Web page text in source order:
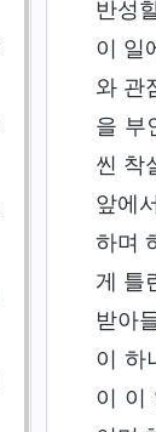
반성
이 일
와 관
을 부
씬 착
앞에
하며
게 틀
받아
이 하
이 이